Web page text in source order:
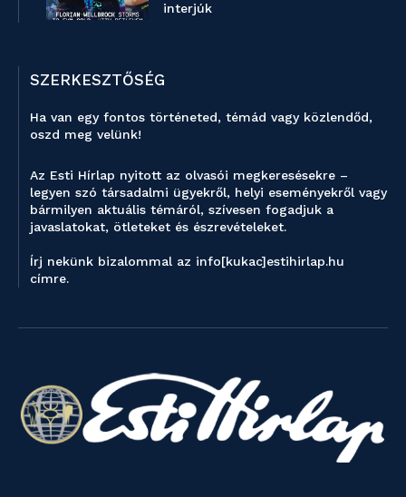
interjúk
SZERKESZTŐSÉG
Ha van egy fontos történeted, témád vagy közlendőd,
oszd meg velünk!
Az Esti Hírlap nyitott az olvasói megkeresésekre –
legyen szó társadalmi ügyekről, helyi eseményekről vagy
bármilyen aktuális témáról, szívesen fogadjuk a
javaslatokat, ötleteket és észrevételeket.
Írj nekünk bizalommal az info[kukac]estihirlap.hu
címre.